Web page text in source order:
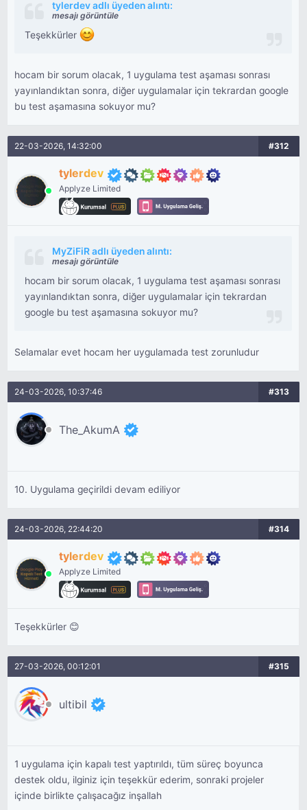
tylerdev adlı üyeden alıntı:
mesajı görüntüle
Teşekkürler
hocam bir sorum olacak, 1 uygulama test aşaması sonrası
yayınlandıktan sonra, diğer uygulamalar için tekrardan google
bu test aşamasına sokuyor mu?
22-03-2026, 14:32:00 #312
tylerdev
Applyze Limited
MyZiFiR adlı üyeden alıntı:
mesajı görüntüle
hocam bir sorum olacak, 1 uygulama test aşaması sonrası
yayınlandıktan sonra, diğer uygulamalar için tekrardan
google bu test aşamasına sokuyor mu?
Selamalar evet hocam her uygulamada test zorunludur
24-03-2026, 10:37:46 #313
The_AkumA
10. Uygulama geçirildi devam ediliyor
24-03-2026, 22:44:20 #314
tylerdev
Applyze Limited
Teşekkürler 😊
27-03-2026, 00:12:01 #315
ultibil
1 uygulama için kapalı test yaptırıldı, tüm süreç boyunca
destek oldu, ilginiz için teşekkür ederim, sonraki projeler
içinde birlikte çalışacağız inşallah